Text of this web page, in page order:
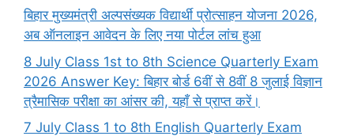
बिहार मुख्यमंत्री अल्पसंख्यक विद्यार्थी प्रोत्साहन योजना 2026,
अब ऑनलाइन आवेदन के लिए नया पोर्टल लांच हुआ
8 July Class 1st to 8th Science Quarterly Exam
2026 Answer Key: बिहार बोर्ड 6वीं से 8वीं 8 जुलाई विज्ञान
त्रैमासिक परीक्षा का आंसर की, यहाँ से प्राप्त करें।
7 July Class 1 to 8th English Quarterly Exam